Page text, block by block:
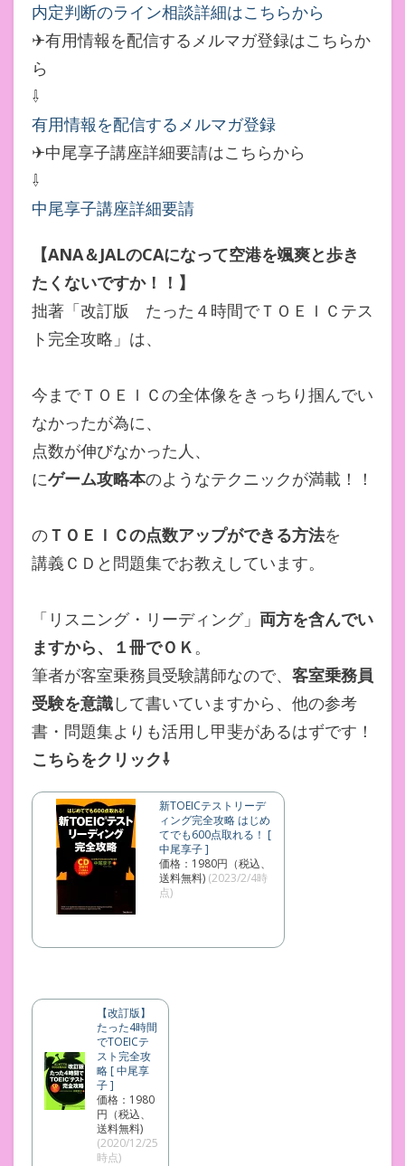
内定判断のライン相談詳細はこちらから
✈有用情報を配信するメルマガ登録はこちらか
ら
⇩
有用情報を配信するメルマガ登録
✈中尾享子講座詳細要請はこちらから
⇩
中尾享子講座詳細要請
【ANA＆JALのCAになって空港を颯爽と歩き
たくないですか！！】
拙著「改訂版 たった４時間でＴＯＥＩＣテス
ト完全攻略」は、
今までＴＯＥＩＣの全体像をきっちり掴んでい
なかったが為に、
点数が伸びなかった人、
にゲーム攻略本のようなテクニックが満載！！
のＴＯＥＩＣの点数アップができる方法を
講義ＣＤと問題集でお教えしています。
「リスニング・リーディング」 両方を含んでい
ますから、１冊でＯＫ。
筆者が客室乗務員受験講師なので、 客室乗務員
受験を意識して書いていますから、他の参考
書・問題集よりも活用し甲斐があるはずです！
こちらをクリック⇩
新TOEICテストリーデ
ィング完全攻略 はじめ
てでも600点取れる！ [
中尾享子 ]
価格：1980円（税込、
送料無料) (2023/2/4時
点)
【改訂版】
たった4時間
でTOEICテ
スト完全攻
略 [ 中尾享
子 ]
価格：1980
円（税込、
送料無料)
(2020/12/25
時点)